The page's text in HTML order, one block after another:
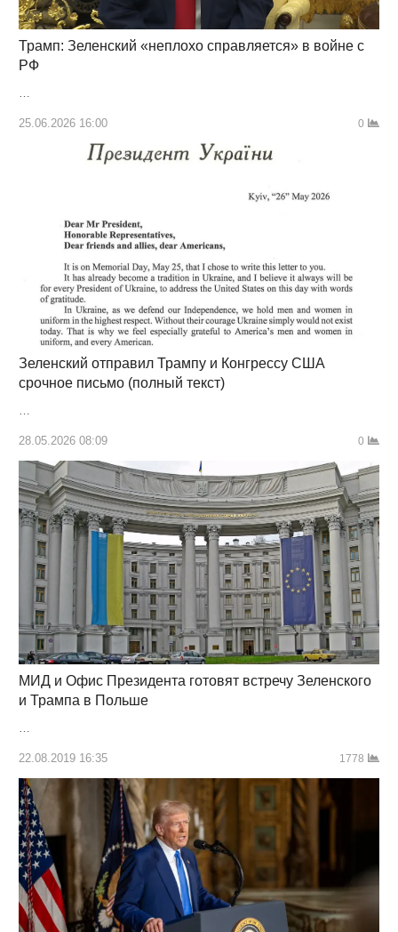
Трамп: Зеленский «неплохо справляется» в войне с
РФ
25.06.2026 16:00 0
Зеленский отправил Трампу и Конгрессу США
срочное письмо (полный текст)
28.05.2026 08:09 0
МИД и Офис Президента готовят встречу Зеленского
и Трампа в Польше
22.08.2019 16:35 1778